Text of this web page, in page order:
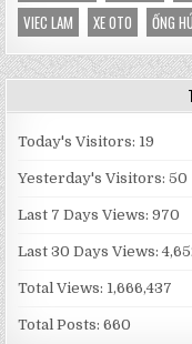
VIEC LAM
XE OTO ỐNG
Today's Visitors: 19
Yesterday's Visitors:50
Last 7 Days Views:970
Last 30 Days Views:
Total Views: 1,666,437
Total Posts:660